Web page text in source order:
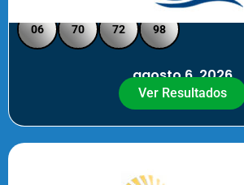
Loto Pool SXM Noche
06 70 72 98
agosto 6, 2026
Ver Resultados